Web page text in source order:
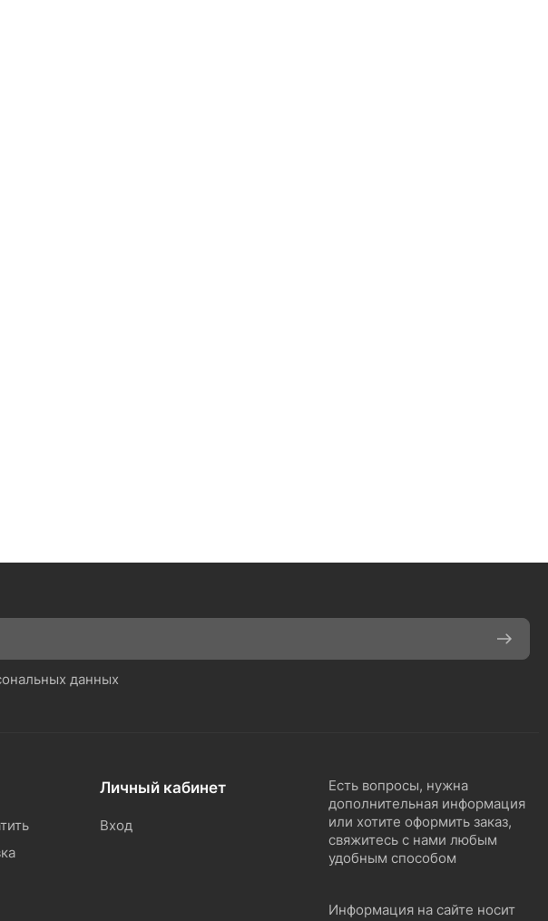
данных
Личный кабинет
Вход
Есть вопросы, нужна
дополнительная информация
или хотите оформить заказ,
свяжитесь с нами любым
удобным способом
Информация на сайте носит